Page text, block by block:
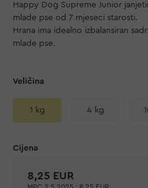
Happy Dog Supreme Junior
mlade pse od 7 mjeseci starosti.
Hrana ima idealno izbalansiran
mlade pse.
Veličina
1 kg 4 kg
8,25 EUR